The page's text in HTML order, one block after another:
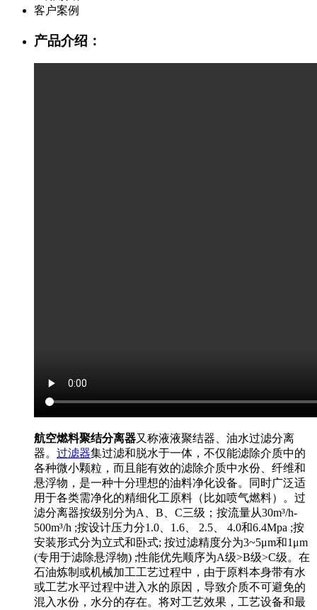
客户案例
产品介绍：
航空燃料聚结分离器又称液液聚结器、油水过滤分离
器。 过滤器集过滤和脱水于一体，不仅能滤除介质中的
各种微小颗粒，而且能有效的滤除介质中水份、纤维和
悬浮物，是一种十分理想的油料净化设备。同时广泛适
用于各类需净化的精细化工原料（比如喷气燃料）。过
滤分离器按级别分为A、B、C三级；按流量从30m³/h-
500m³/h ;按设计压力分1.0、1.6、 2.5、 4.0和6.4Mpa ;按
安装形式分为立式和卧式; 按过滤精度分为3~5μm和1μm
(专用于滤除悬浮物) ;性能优先顺序为A级>B级>C级。在
石油炼制或机械加工工艺过程中，由于原料本身带有水
或工艺水平过程中进入水的原因，导致介质不可避免的
混入水份，水分的存在。将对工艺效果，工艺设备和最